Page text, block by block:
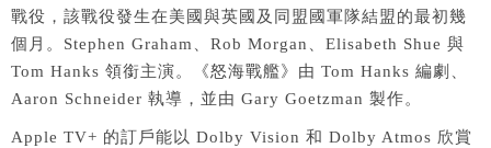
戰役，該戰役發生在美國與英國及同盟國軍隊結盟的最初幾
個月。Stephen Graham、Rob Morgan、Elisabeth Shue 與
Tom Hanks 領銜主演。《怒海戰艦》由 Tom Hanks 編劇、
Aaron Schneider 執導，並由 Gary Goetzman 製作。
Apple TV+ 的訂戶能以 Dolby Vision 和 Dolby Atmos 欣賞